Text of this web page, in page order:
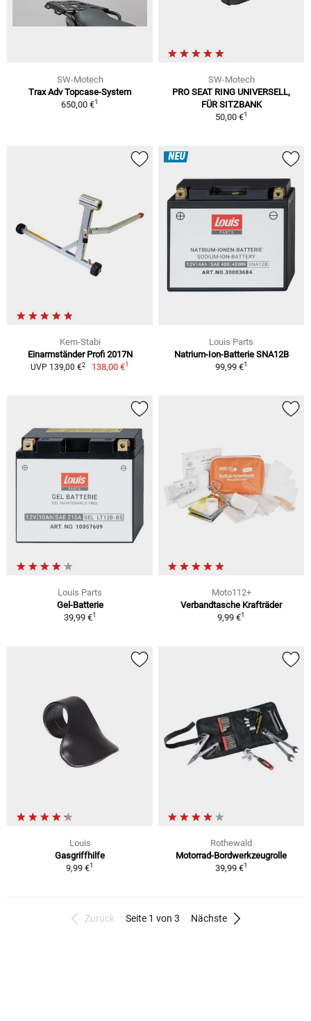
SW-Motech
Trax Adv Topcase-System
650,00 €1
SW-Motech
PRO SEAT RING UNIVERSELL,
FÜR SITZBANK
50,00 €1
Kern-Stabi
Einarmständer Profi 2017N
UVP 139,00 €2 138,00 €1
NEU
Louis Parts
Natrium-Ion-Batterie SNA12B
99,99 €1
Louis Parts
Gel-Batterie
39,99 €1
Moto112+
Verbandtasche Krafträder
9,99 €1
Louis
Gasgriffhilfe
9,99 €1
Rothewald
Motorrad-Bordwerkzeugrolle
39,99 €1
Zurück Seite 1 von 3 Nächste